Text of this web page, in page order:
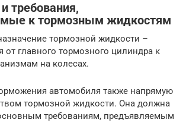
требования,
к тормозным жидкостям
тормозной жидкости –
от главного тормозного цилиндра к
на колесах.
автомобиля также напрямую
тормозной жидкости. Она должна
требованиям, предъявляемым